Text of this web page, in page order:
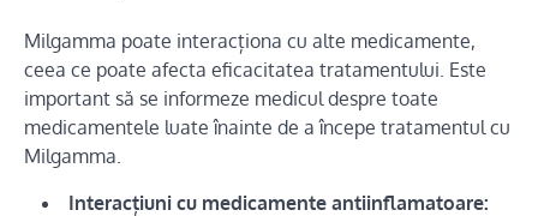
Milgamma poate interacționa cu alte medicamente,
ceea ce poate afecta eficacitatea tratamentului. Este
important să se informeze medicul despre toate
medicamentele luate înainte de a începe tratamentul cu
Milgamma.
Interacțiuni cu medicamente antiinflamatoare: